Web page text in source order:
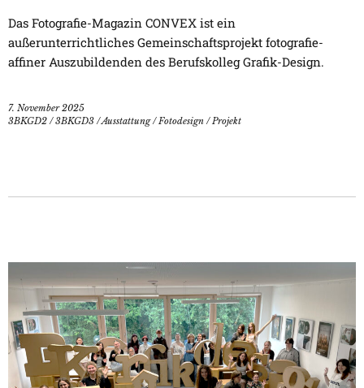
Das Fotografie-Magazin CONVEX ist ein
außerunterrichtliches Gemeinschaftsprojekt fotografie-
affiner Auszubildenden des Berufskolleg Grafik-Design.
7. November 2025
3BKGD2 /3BKGD3 /Ausstattung/ Fotodesign / Projekt